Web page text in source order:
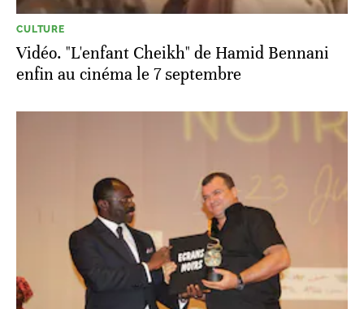
CULTURE
Vidéo. "L'enfant Cheikh" de Hamid Bennani
enfin au cinéma le 7 septembre